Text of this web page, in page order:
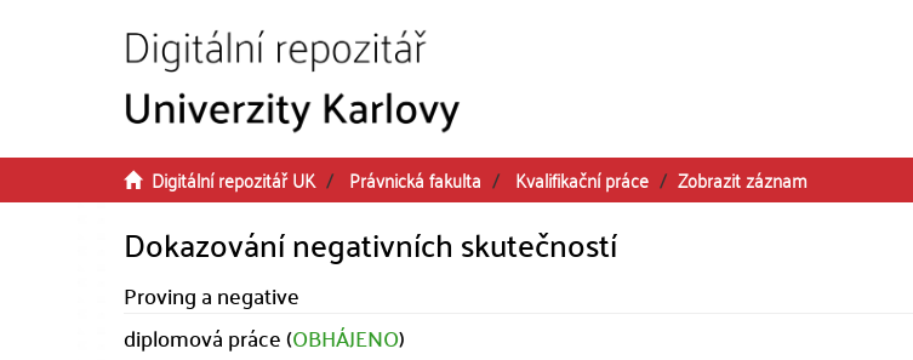
Digitální repozitář UK Právnická fakulta Kvalifikační práce Zobrazit záznam
Dokazování negativních skutečností
Proving a negative
diplomová práce (OBHÁJENO)